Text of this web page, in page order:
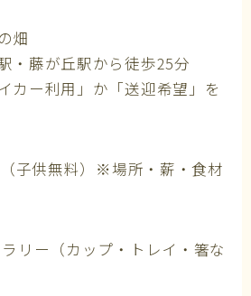
畑
丘駅から徒歩25分
用」か「送迎希望」を
子供無料）※場所・薪・食材
リー（カップ・トレイ・箸な